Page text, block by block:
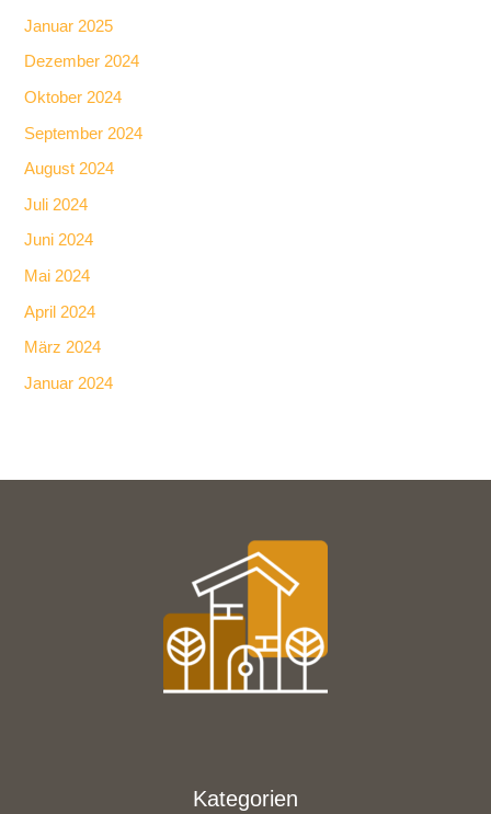
Januar 2025
Dezember 2024
Oktober 2024
September 2024
August 2024
Juli 2024
Juni 2024
Mai 2024
April 2024
März 2024
Januar 2024
Kategorien